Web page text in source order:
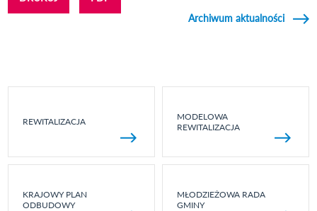
Archiwum aktualności
REWITALIZACJA
MODELOWA
REWITALIZACJA
KRAJOWY PLAN
ODBUDOWY
MŁODZIEŻOWA RADA
GMINY